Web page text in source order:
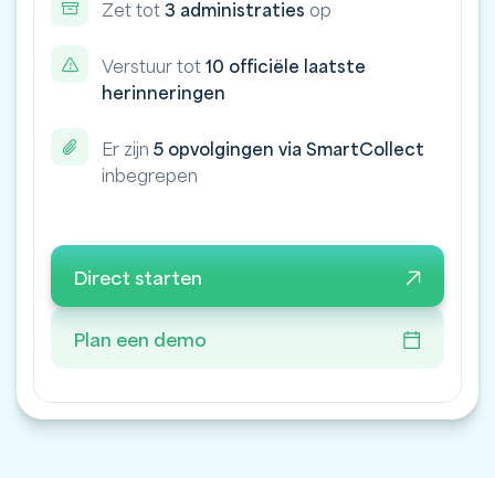
Zet tot 3 administraties op
Verstuur tot 10 officiële laatste
herinneringen
Er zijn 5 opvolgingen via SmartCollect
inbegrepen
Direct starten
Plan een demo